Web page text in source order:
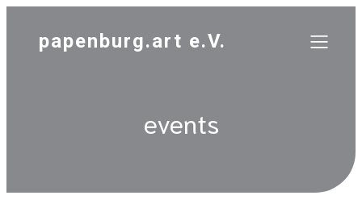
papenburg.art e.V.
events